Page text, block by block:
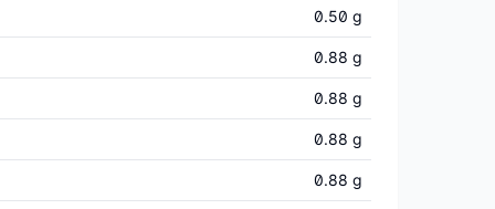
0.50 g
0.88 g
0.88 g
0.88 g
0.88 g